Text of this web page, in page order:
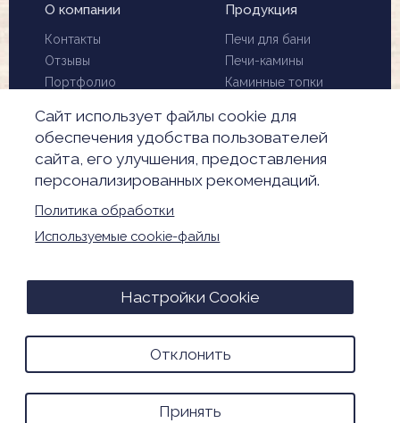
0
О компании
Контакты
Отзывы
Портфолио
Чистка дымохода
Производители
Акции
Обработка
персональных данных
Продукция
Печи для бани
Печи-камины
Каминные топки
Скидки
© 2026. Все права защищены
Advance Media - разработка и продвижение
сайтов
Сайт использует файлы cookie для
обеспечения удобства пользователей
сайта, его улучшения, предоставления
персонализированных рекомендаций.
Политика обработки
Используемые cookie-файлы
Настройки Cookie
Отклонить
Принять